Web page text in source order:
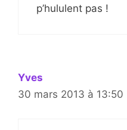
p’hululent pas !
Yves
30 mars 2013 à 13:50